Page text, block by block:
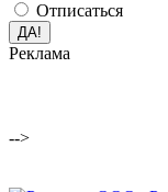
Отписаться
Реклама
-->